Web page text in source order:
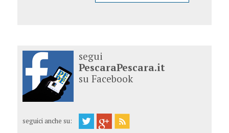
segui
PescaraPescara.it
su Facebook
seguici anche su: